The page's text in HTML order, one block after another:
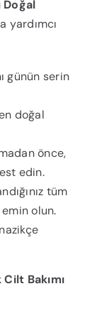
Doğal
yardımcı
günün serin
doğal
önce,
edin.
tüm
olun.
Bakımı